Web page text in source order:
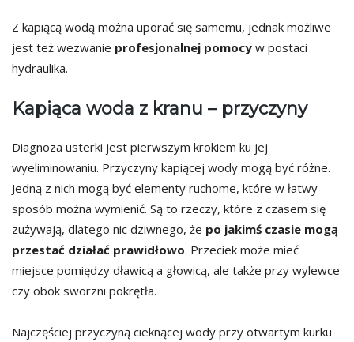
Z kapiącą wodą można uporać się samemu, jednak możliwe
jest też wezwanie profesjonalnej pomocy w postaci
hydraulika.
Kapiąca woda z kranu – przyczyny
Diagnoza usterki jest pierwszym krokiem ku jej
wyeliminowaniu. Przyczyny kapiącej wody mogą być różne.
Jedną z nich mogą być elementy ruchome, które w łatwy
sposób można wymienić. Są to rzeczy, które z czasem się
zużywają, dlatego nic dziwnego, że po jakimś czasie mogą
przestać działać prawidłowo. Przeciek może mieć
miejsce pomiędzy dławicą a głowicą, ale także przy wylewce
czy obok sworzni pokrętła.
Najczęściej przyczyną cieknącej wody przy otwartym kurku